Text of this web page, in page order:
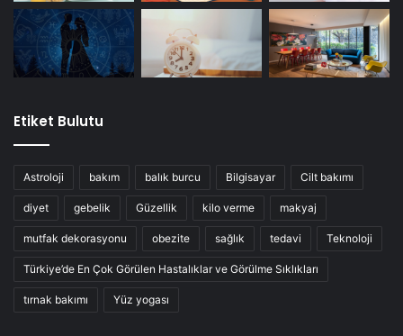
Etiket Bulutu
Astroloji bakım balık burcu Bilgisayar Cilt bakımı
diyet gebelik Güzellik kilo verme makyaj
mutfak dekorasyonu obezite sağlık tedavi Teknoloji
Türkiye’de En Çok Görülen Hastalıklar ve Görülme Sıklıkları
tırnak bakımı Yüz yogası